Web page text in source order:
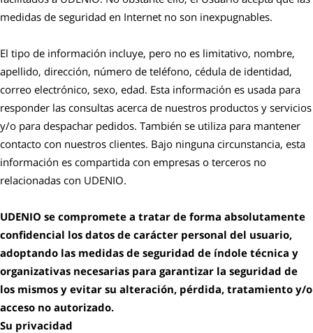
medidas de seguridad en Internet no son inexpugnables.
El tipo de información incluye, pero no es limitativo, nombre,
apellido, dirección, número de teléfono, cédula de identidad,
correo electrónico, sexo, edad. Esta información es usada para
responder las consultas acerca de nuestros productos y servicios
y/o para despachar pedidos. También se utiliza para mantener
contacto con nuestros clientes. Bajo ninguna circunstancia, esta
información es compartida con empresas o terceros no
relacionadas con UDENIO.
UDENIO se compromete a tratar de forma absolutamente
confidencial los datos de carácter personal del usuario,
adoptando las medidas de seguridad de índole técnica y
organizativas necesarias para garantizar la seguridad de
los mismos y evitar su alteración, pérdida, tratamiento y/o
acceso no autorizado.
Su privacidad